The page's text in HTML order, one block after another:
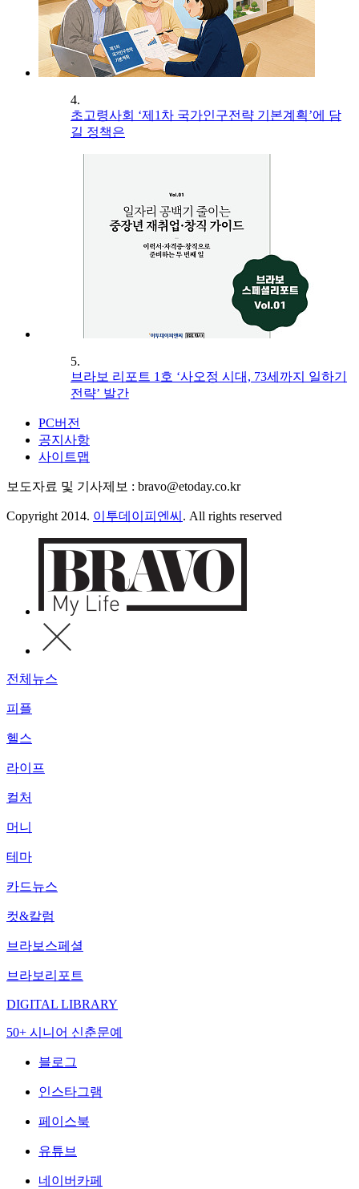
4.
초고령사회 ‘제1차 국가인구전략 기본계획’에 담
길 정책은
5.
브라보 리포트 1호 ‘사오정 시대, 73세까지 일하기
전략’ 발간
PC버전
공지사항
사이트맵
보도자료 및 기사제보 : bravo@etoday.co.kr
Copyright 2014. 이투데이피엔씨 . All rights reserved
전체뉴스
피플
헬스
라이프
컬처
머니
테마
카드뉴스
컷&칼럼
브라보스페셜
브라보리포트
DIGITAL LIBRARY
50+ 시니어 신춘문예
블로그
인스타그램
페이스북
유튜브
네이버카페